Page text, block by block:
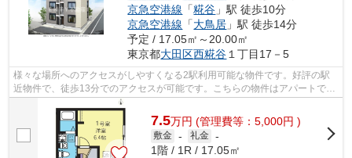
京急空港線 「糀谷 」駅 徒歩10分
京急空港線 「大鳥居 」駅 徒歩14分
予定 / 17.05㎡～20.00㎡
東京都大田区西糀谷 １丁目17－5
様々な場所へのアクセスがしやすくなる2駅利用可能な物件です。好評の駅
近物件で、徒歩13分でのアクセスが可能です。こちらの物件はアパートで
す。こちらの物件では初期費用をカードで...
7.5万円 (管理費等：5,000円 )
敷金 - 礼金 -
1階 / 1R / 17.05㎡